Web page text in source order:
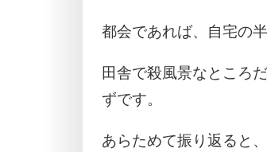
都会であれば、自宅の
田舎で殺風景なところ
ずです。
あらためて振り返ると